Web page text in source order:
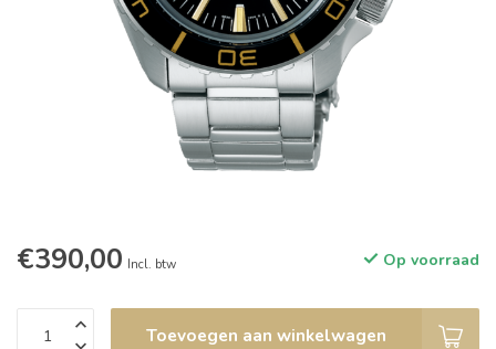
€390,00 Incl. btw Op voorraad
Toevoegen aan winkelwagen